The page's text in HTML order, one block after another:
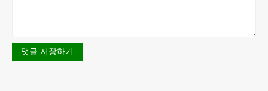
댓글 저장하기